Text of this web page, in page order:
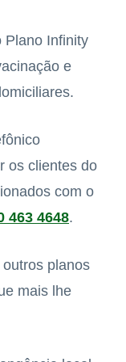
Plano Infinity
e
os clientes do
com o
463 4648.
planos
mais lhe